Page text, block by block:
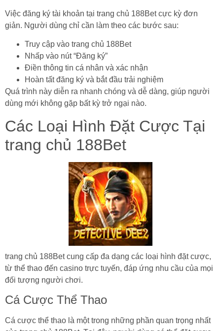
Việc đăng ký tài khoản tại trang chủ 188Bet cực kỳ đơn
giản. Người dùng chỉ cần làm theo các bước sau:
Truy cập vào trang chủ 188Bet
Nhấp vào nút “Đăng ký”
Điền thông tin cá nhân và xác nhận
Hoàn tất đăng ký và bắt đầu trải nghiệm
Quá trình này diễn ra nhanh chóng và dễ dàng, giúp người
dùng mới không gặp bất kỳ trở ngại nào.
Các Loại Hình Đặt Cược Tại
trang chủ 188Bet
trang chủ 188Bet cung cấp đa dạng các loại hình đặt cược,
từ thể thao đến casino trực tuyến, đáp ứng nhu cầu của mọi
đối tượng người chơi.
Cá Cược Thể Thao
Cá cược thể thao là một trong những phần quan trọng nhất